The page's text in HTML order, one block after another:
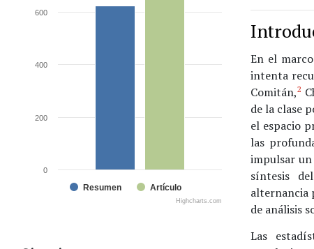
Resumen Artículo
0
200
400
600
Highcharts.com
En el
intenta
Comitán,2
de la clase
el espacio
las
impulsar
síntesis
alternancia
de análisis
Las